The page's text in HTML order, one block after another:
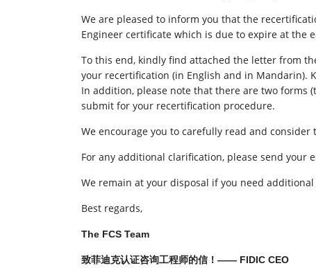
We are pleased to inform you that the
Engineer certificate which is due to expire at the
To this end, kindly find attached the letter from
your recertification (in English and in Mandarin).
In addition, please note that there are two forms
submit for your recertification procedure.
We encourage you to carefully read and
For any additional clarification, please send your
We remain at your disposal if you need
Best regards,
The FCS Team
致菲迪克认证咨询工程师的信！—— FIDIC CEO